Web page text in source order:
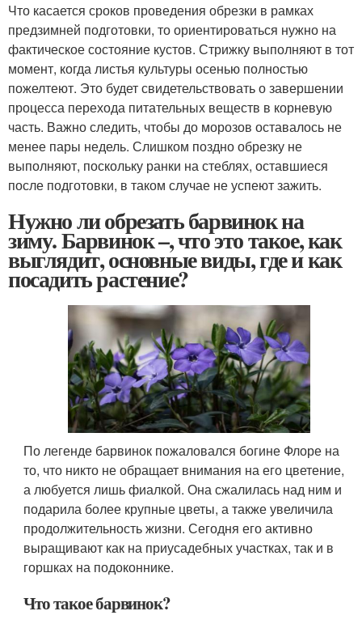
Что касается сроков проведения обрезки в рамках
предзимней подготовки, то ориентироваться нужно на
фактическое состояние кустов. Стрижку выполняют в тот
момент, когда листья культуры осенью полностью
пожелтеют. Это будет свидетельствовать о завершении
процесса перехода питательных веществ в корневую
часть. Важно следить, чтобы до морозов оставалось не
менее пары недель. Слишком поздно обрезку не
выполняют, поскольку ранки на стеблях, оставшиеся
после подготовки, в таком случае не успеют зажить.
Нужно ли обрезать барвинок на
зиму. Барвинок –, что это такое, как
выглядит, основные виды, где и как
посадить растение?
По легенде барвинок пожаловался богине Флоре на
то, что никто не обращает внимания на его цветение,
а любуется лишь фиалкой. Она сжалилась над ним и
подарила более крупные цветы, а также увеличила
продолжительность жизни. Сегодня его активно
выращивают как на приусадебных участках, так и в
горшках на подоконнике.
Что такое барвинок?